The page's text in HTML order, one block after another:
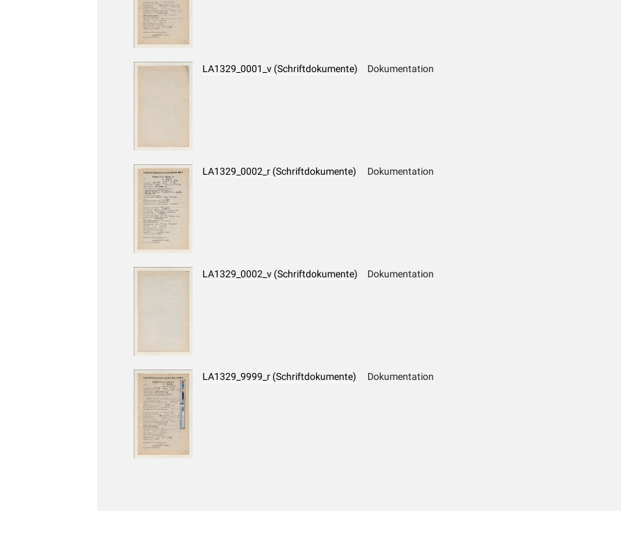
LA1329_0001_v (Schriftdokumente) Dokumentation
LA1329_0002_r (Schriftdokumente) Dokumentation
LA1329_0002_v (Schriftdokumente) Dokumentation
LA1329_9999_r (Schriftdokumente) Dokumentation